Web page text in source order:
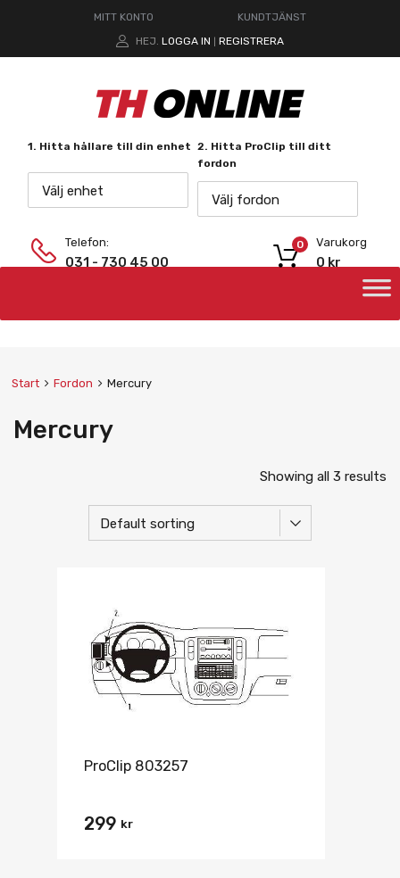
MITT KONTO
KUNDTJÄNST
HEJ. LOGGA IN REGISTRERA
1. Hitta hållare till din enhet
Välj enhet
2. Hitta ProClip till ditt
fordon
Välj fordon
Telefon:
031 - 730 45 00
Varukorg
0 kr
0
Start Fordon Mercury
Mercury
Showing all 3 results
ProClip 803257
299 kr